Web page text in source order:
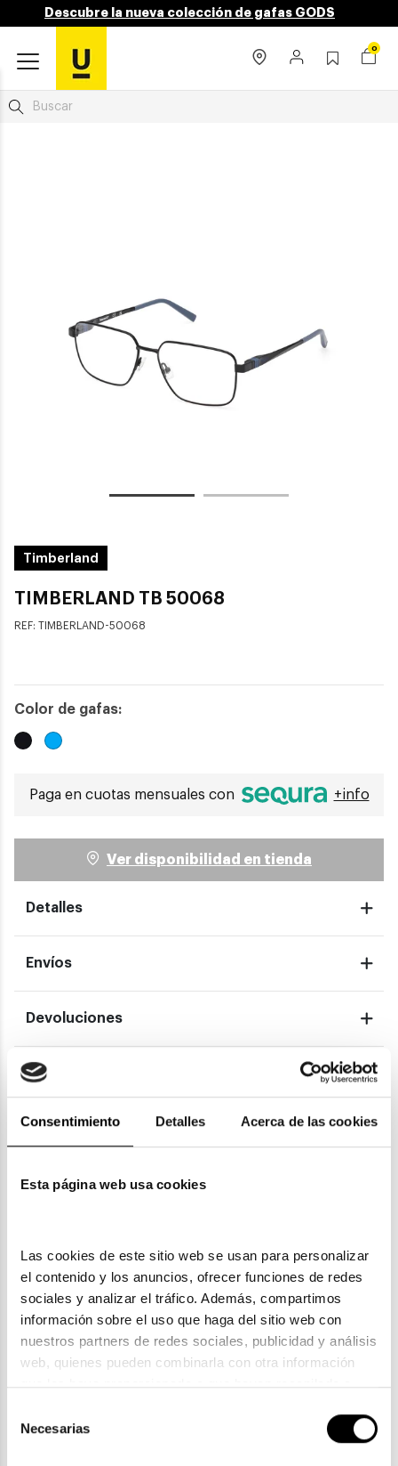
Consentimiento Detalles Acerca de las cookies
Esta página web usa cookies
Las cookies de este sitio web se usan para personalizar
el contenido y los anuncios, ofrecer funciones de redes
sociales y analizar el tráfico. Además, compartimos
información sobre el uso que haga del sitio web con
nuestros partners de redes sociales, publicidad y análisis
web, quienes pueden combinarla con otra información
que les haya proporcionado o que hayan recopilado a
la política de privacidad en el siguiente
. Consulta
Necesarias
Descubre la nueva colección de gafas GODS
0
Timberland
TIMBERLAND TB 50068
REF: TIMBERLAND-50068
Color de gafas:
Paga en cuotas mensuales con +info
Ver disponibilidad en tienda
Detalles
Envíos
Devoluciones
Garantías